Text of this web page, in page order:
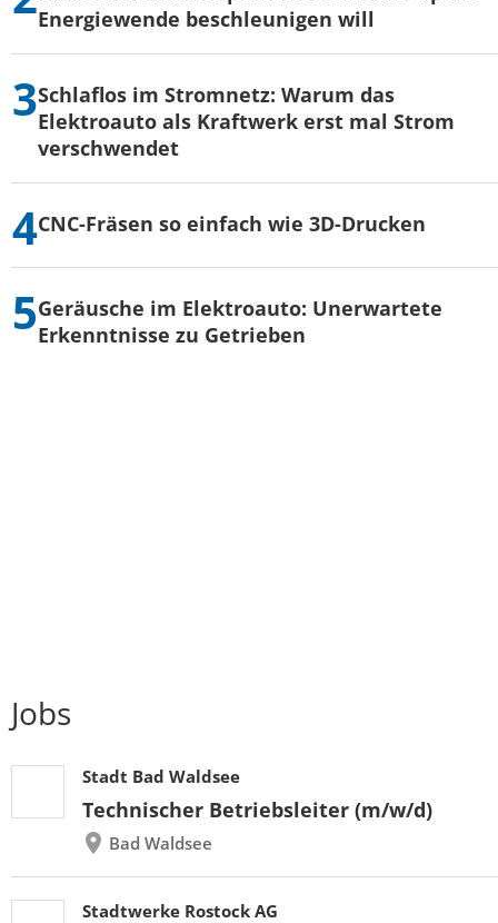
Energiewende beschleunigen will
Schlaflos im Stromnetz: Warum das
Elektroauto als Kraftwerk erst mal Strom
verschwendet
CNC-Fräsen so einfach wie 3D-Drucken
Geräusche im Elektroauto: Unerwartete
Erkenntnisse zu Getrieben
Jobs
Stadt Bad Waldsee
Technischer Betriebsleiter (m/w/d)
Bad Waldsee
Stadtwerke Rostock AG